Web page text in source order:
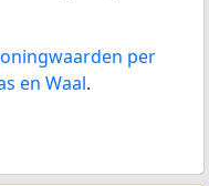
per
en Waal.